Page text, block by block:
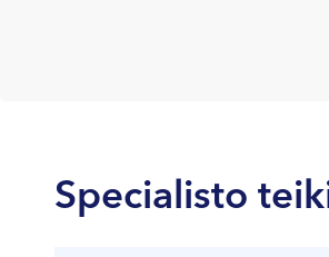
Specialisto